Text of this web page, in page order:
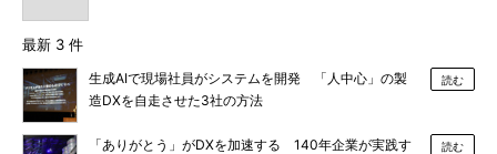
最新 3 件
生成AIで現場社員がシステムを開発 「人中心」の製
造DXを自走させた3社の方法
読む
「ありがとう」がDXを加速する 140年企業が実践す
読む